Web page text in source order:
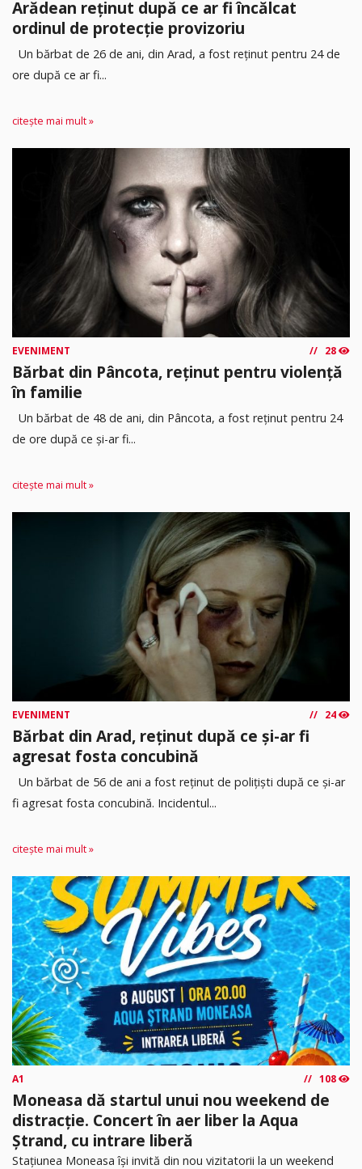
Arădean reținut după ce ar fi încălcat
ordinul de protecție provizoriu
Un bărbat de 26 de ani, din Arad, a fost reținut pentru 24 de
ore după ce ar fi...
citește mai mult »
EVENIMENT 28
Bărbat din Pâncota, reținut pentru violență
în familie
Un bărbat de 48 de ani, din Pâncota, a fost reținut pentru 24
de ore după ce și-ar fi...
citește mai mult »
EVENIMENT 24
Bărbat din Arad, reținut după ce și-ar fi
agresat fosta concubină
Un bărbat de 56 de ani a fost reținut de polițiști după ce și-ar
fi agresat fosta concubină. Incidentul...
citește mai mult »
A1 108
Moneasa dă startul unui nou weekend de
distracție. Concert în aer liber la Aqua
Ștrand, cu intrare liberă
Stațiunea Moneasa își invită din nou vizitatorii la un weekend